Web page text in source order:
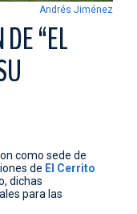
Andrés Jiménez
“EL
como sede de
de El Cerrito
dichas
para las